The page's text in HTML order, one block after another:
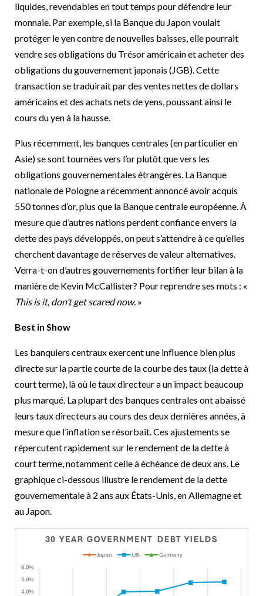
liquides, revendables en tout temps pour défendre leur
monnaie. Par exemple, si la Banque du Japon voulait
protéger le yen contre de nouvelles baisses, elle pourrait
vendre ses obligations du Trésor américain et acheter des
obligations du gouvernement japonais (JGB). Cette
transaction se traduirait par des ventes nettes de dollars
américains et des achats nets de yens, poussant ainsi le
cours du yen à la hausse.
Plus récemment, les banques centrales (en particulier en
Asie) se sont tournées vers l’or plutôt que vers les
obligations gouvernementales étrangères. La Banque
nationale de Pologne a récemment annoncé avoir acquis
550 tonnes d’or, plus que la Banque centrale européenne. À
mesure que d’autres nations perdent confiance envers la
dette des pays développés, on peut s’attendre à ce qu’elles
cherchent davantage de réserves de valeur alternatives.
Verra-t-on d’autres gouvernements fortifier leur bilan à la
manière de Kevin McCallister? Pour reprendre ses mots : «
This is it, don’t get scared now.»
Best in Show
Les banquiers centraux exercent une influence bien plus
directe sur la partie courte de la courbe des taux (la dette à
court terme), là où le taux directeur a un impact beaucoup
plus marqué. La plupart des banques centrales ont abaissé
leurs taux directeurs au cours des deux dernières années, à
mesure que l’inflation se résorbait. Ces ajustements se
répercutent rapidement sur le rendement de la dette à
court terme, notamment celle à échéance de deux ans. Le
graphique ci-dessous illustre le rendement de la dette
gouvernementale à 2 ans aux États-Unis, en Allemagne et
au Japon.